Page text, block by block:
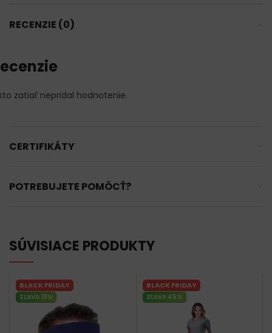
RECENZIE (0)
zatiaľ nepridal hodnotenie.
CERTIFIKÁTY
POTREBUJETE POMÔCŤ?
SÚVISIACE PRODUKTY
BLACK FRIDAY
ZĽAVA 13%
BLACK FRIDAY
ZĽAVA 45%